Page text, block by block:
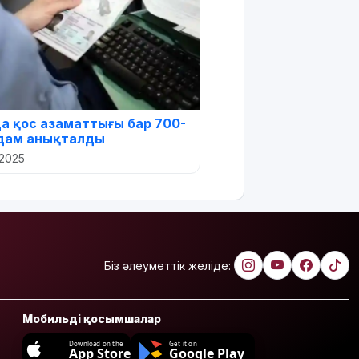
қос азаматтығы бар 700-
анықталды
Біз әлеуметтік желіде:
Мобильді қосымшалар
Download on the
App Store
Get it on
Google Play